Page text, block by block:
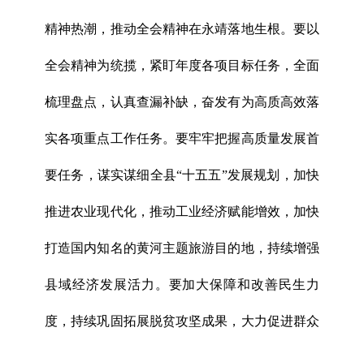
精神热潮，推动全会精神在永靖落地生根。要以
全会精神为统揽，紧盯年度各项目标任务，全面
梳理盘点，认真查漏补缺，奋发有为高质高效落
实各项重点工作任务。要牢牢把握高质量发展首
要任务，谋实谋细全县“十五五”发展规划，加快
推进农业现代化，推动工业经济赋能增效，加快
打造国内知名的黄河主题旅游目的地，持续增强
县域经济发展活力。要加大保障和改善民生力
度，持续巩固拓展脱贫攻坚成果，大力促进群众